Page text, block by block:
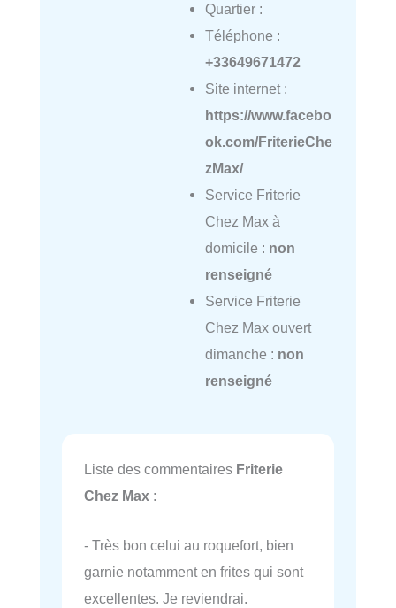
Quartier :
Téléphone :
+33649671472
Site internet :
https://www.facebo
ok.com/FriterieChe
zMax/
Service Friterie
Chez Max à
domicile : non
renseigné
Service Friterie
Chez Max ouvert
dimanche : non
renseigné
Liste des commentaires Friterie
Chez Max :
- Très bon celui au roquefort, bien
garnie notamment en frites qui sont
excellentes. Je reviendrai.